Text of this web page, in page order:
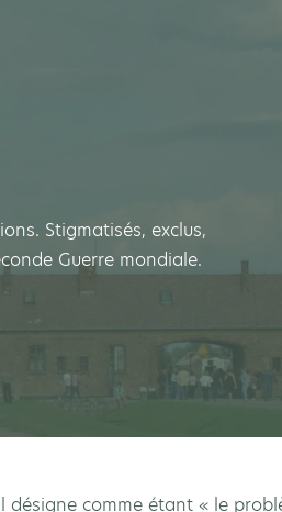
Stigmatisés, exclus,
Guerre mondiale.
désigne comme étant « le